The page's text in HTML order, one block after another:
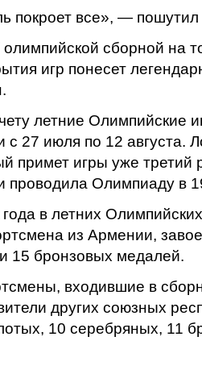
покроет все», — пошутил
олимпийской сборной на
игр понесет
летние Олимпийские
с 27 июля по 12 августа.
примет игры уже третий
проводила Олимпиаду в
в летних
из Армении,
15 бронзовых медалей.
входившие в
других союзных
10 серебряных, 11